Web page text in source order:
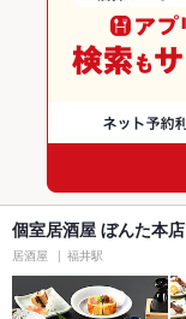
個室居酒屋 ぼんた本店
居酒屋 福井駅